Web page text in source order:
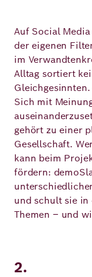
Deutsch
Auf Social
der eigenen
im
Alltag sortiert
Sich mit
gehört zu einer
Gesellschaft.
kann beim
fördern:
und schult sie
Themen – und
2.